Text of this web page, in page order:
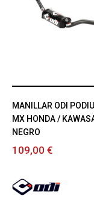
MANILLAR ODI
MX HONDA /
NEGRO
109,00 €